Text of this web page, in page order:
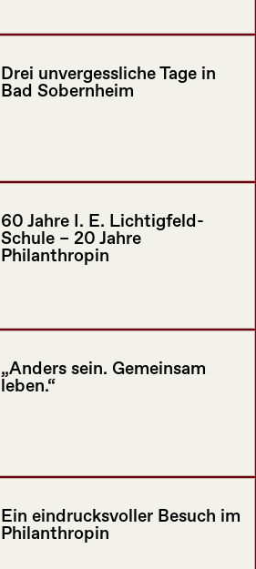
Drei unvergessliche Tage in
Bad Sobernheim
60 Jahre I. E. Lichtigfeld-
Schule – 20 Jahre
Philanthropin
„Anders sein. Gemeinsam
leben.“
Ein eindrucksvoller Besuch im
Philanthropin